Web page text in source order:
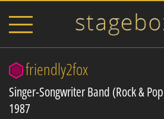
friendly2fox
Singer-Songwriter Band (Rock &
1987